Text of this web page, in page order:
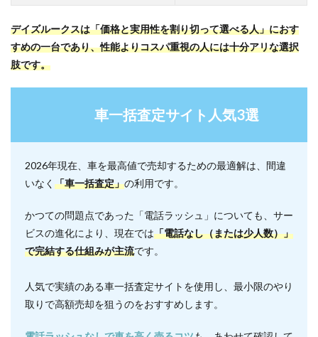
デイズルークスは「価格と実用性を割り切って選べる人」におす
すめの一台であり、性能よりコスパ重視の人には十分アリな選択
肢です。
車一括査定サイト人気3選
2026年現在、車を最高値で売却するための最適解は、間違
いなく 「車一括査定」の利用です。
かつての問題点であった「電話ラッシュ」についても、サー
ビスの進化により、現在では「電話なし（または少人数）」
で完結する仕組みが主流です。
人気で実績のある車一括査定サイトを使用し、最小限のやり
取りで高額売却を狙うのをおすすめします。